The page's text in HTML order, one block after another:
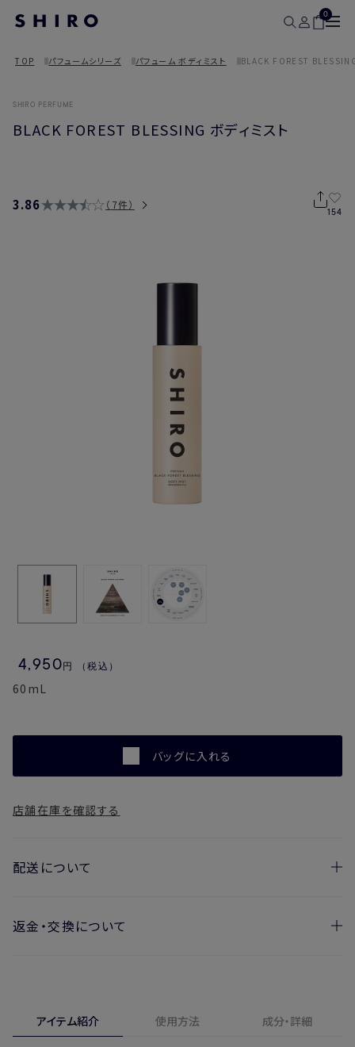
0
TOP パフュームシリーズ パフューム ボディミスト BLACK FOREST
SHIRO PERFUME
BLACK FOREST BLESSING ボディミスト
3.86 7件
154
4,950円 （税込）
60mL
バッグに入れる
店舗在庫を確認する
配送について
お届け日の目安
※新製品（限定製品）は除きます。
※定期販売のお申し込みは、7日後以降の配送となります。
返金・交換について
合、期間内*であれば、返金・交換サービスをご利用いただけ
ます。アイテム紹介 使用方法 成分・詳細